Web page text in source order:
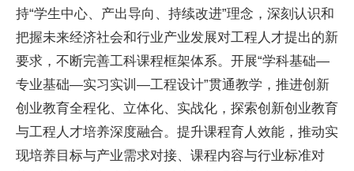
持“学生中心、产出导向、持续改进”理念，深刻认识和
把握未来经济社会和行业产业发展对工程人才提出的新
要求，不断完善工科课程框架体系。开展“学科基础—
专业基础—实习 实训—工程设计”贯通教学，推进创新
创业教育全程化、立体化、实战化，探索创新创业教育
与工程人才培养深度融合。提升课程育人效能，推动实
现培养目标与产业需求对接、课程内容与行业标准对